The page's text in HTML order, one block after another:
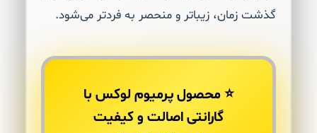
گذشت زمان، زیباتر و منحصر به فردتر می‌شود.
⭐ محصول پرمیوم لوکس با
گارانتی اصالت و کیفیت